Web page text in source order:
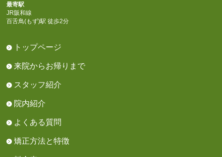
最寄駅
JR阪和線
百舌鳥(もず)駅 徒歩2分
トップページ
来院からお帰りまで
スタッフ紹介
院内紹介
よくある質問
矯正方法と特徴